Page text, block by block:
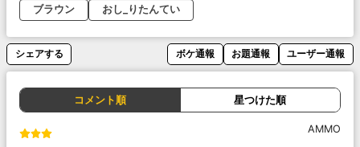
ブラウン
おし_りたんてい
シェアする ボケ通報 お題通報 ユーザー通報
コメント順 星つけた順
AMMO